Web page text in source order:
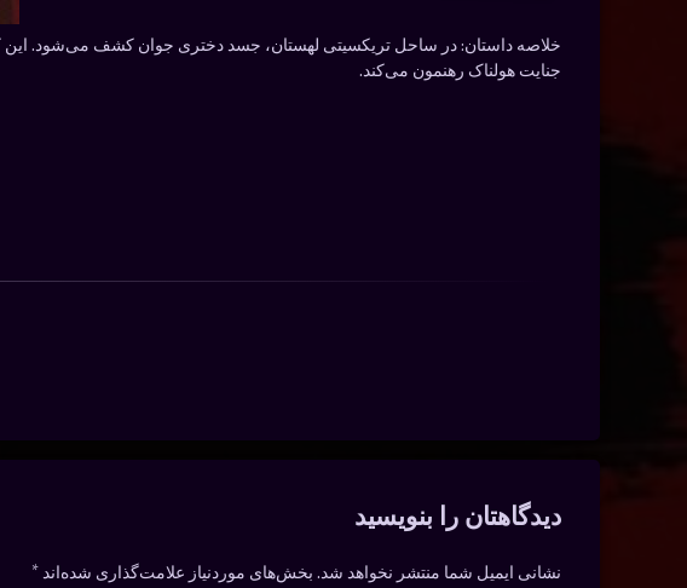
خلاصه داستان:در ساحل تریکسیتی لهستان، جسد دختری جوان کشف می‌شود. این
جنایت هولناک رهنمون می‌کند.
دیدگاه‌ها
دیدگاهتان را بنویسید
نشانی ایمیل شما منتشر نخواهد شد. بخش‌های موردنیاز علامت‌گذاری شده‌اند*